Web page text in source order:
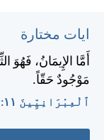
ايات مختارة
أَمَّا الإِيمَانُ، فَهُوَ
مَوْجُودٌ حَقّاً.
ٱلْعِبْرَانِيِّينَ ١١:‏١